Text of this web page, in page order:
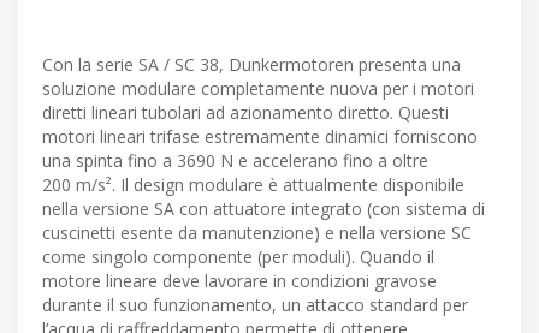
Con la serie SA / SC 38, Dunkermotoren presenta una
soluzione modulare completamente nuova per i motori
diretti lineari tubolari ad azionamento diretto. Questi
motori lineari trifase estremamente dinamici forniscono
una spinta fino a 3690 N e accelerano fino a oltre
200 m/s². Il design modulare è attualmente disponibile
nella versione SA con attuatore integrato (con sistema di
cuscinetti esente da manutenzione) e nella versione SC
come singolo componente (per moduli). Quando il
motore lineare deve lavorare in condizioni gravose
durante il suo funzionamento, un attacco standard per